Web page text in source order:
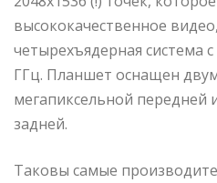
высококачественное
четырехъядерная система
ГГц. Планшет оснащен
мегапиксельной передней
задней.
Таковы самые